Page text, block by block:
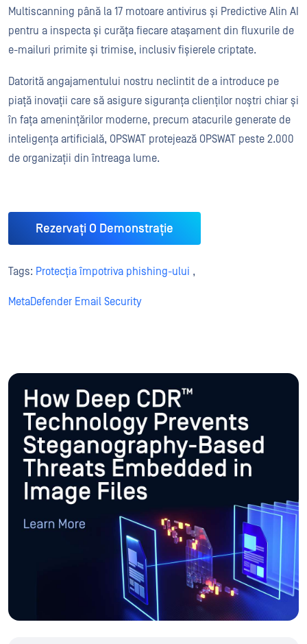
Multiscanning până la 17 motoare antivirus și Predictive Alin AI
pentru a inspecta și curăța fiecare atașament din fluxurile de
e-mailuri primite și trimise, inclusiv fișierele criptate.
Datorită angajamentului nostru neclintit de a introduce pe
piață inovații care să asigure siguranța clienților noștri chiar și
în fața amenințărilor moderne, precum atacurile generate de
inteligența artificială, OPSWAT protejează OPSWAT peste 2.000
de organizații din întreaga lume.
Rezervați O Demonstrație
Tags: Protecția împotriva phishing-ului ,
MetaDefender Email Security